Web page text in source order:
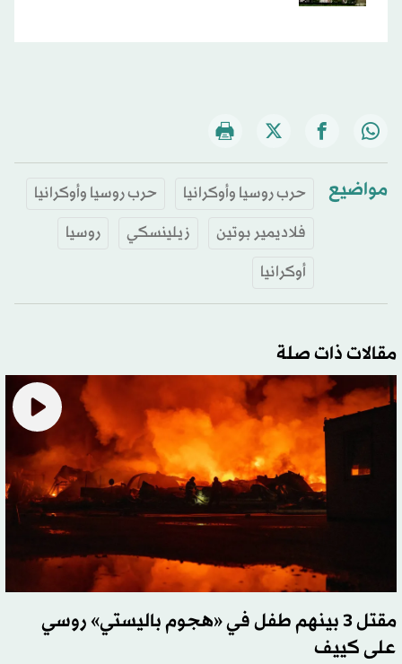
مواضيع حرب روسيا وأوكرانيا
حرب روسيا وأوكرانيا
فلاديمير بوتين
زيلينسكي
روسيا
أوكرانيا
مقالات ذات صلة
مقتل 3 بينهم طفل في «هجوم باليستي» روسي
على كييف